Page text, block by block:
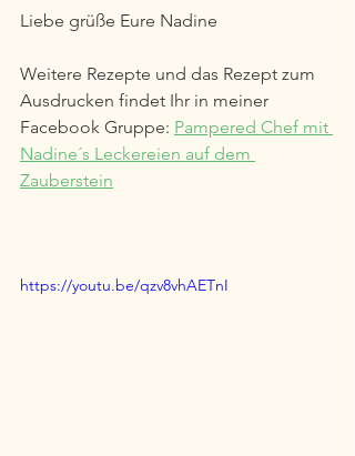
Liebe grüße Eure Nadine
Weitere Rezepte und das Rezept zum
Ausdrucken findet Ihr in meiner
Facebook Gruppe: Pampered Chef mit
Nadine´s Leckereien auf dem
Zauberstein
https://youtu.be/qzv8vhAETnI